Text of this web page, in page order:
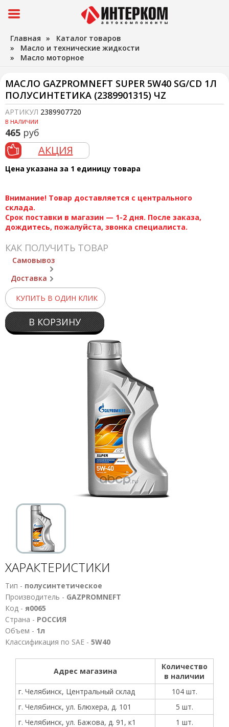
Главная » Каталог товаров
» Масло и технические жидкости
» Масло моторное
МАСЛО GAZPROMNEFT SUPER 5W40 SG/CD 1Л
ПОЛУСИНТЕТИКА (2389901315) ЧZ
АРТИКУЛ 2389907720
В НАЛИЧИИ
465 руб
АКЦИЯ
Цена указана за 1 единицу товара
Внимание! Товар доставляется с центрального
склада.
Срок поставки в магазин — 1-2 дня. После заказа,
дождитесь, пожалуйста, звонка специалиста.
КАК ПОЛУЧИТЬ ТОВАР
Самовывоз
Доставка
КУПИТЬ В ОДИН КЛИК
В КОРЗИНУ
ХАРАКТЕРИСТИКИ
Тип - полусинтетическое
Производитель - GAZPROMNEFT
Код - я0065
Страна - РОССИЯ
Объем - 1л
Классификация по SAE - 5W40
Адрес магазина
Количество
в наличии
г. Челябинск, Центральный склад
104 шт.
г. Челябинск, ул. Блюхера, д. 101
5 шт.
г. Челябинск, ул. Бажова, д. 91, к1
1 шт.